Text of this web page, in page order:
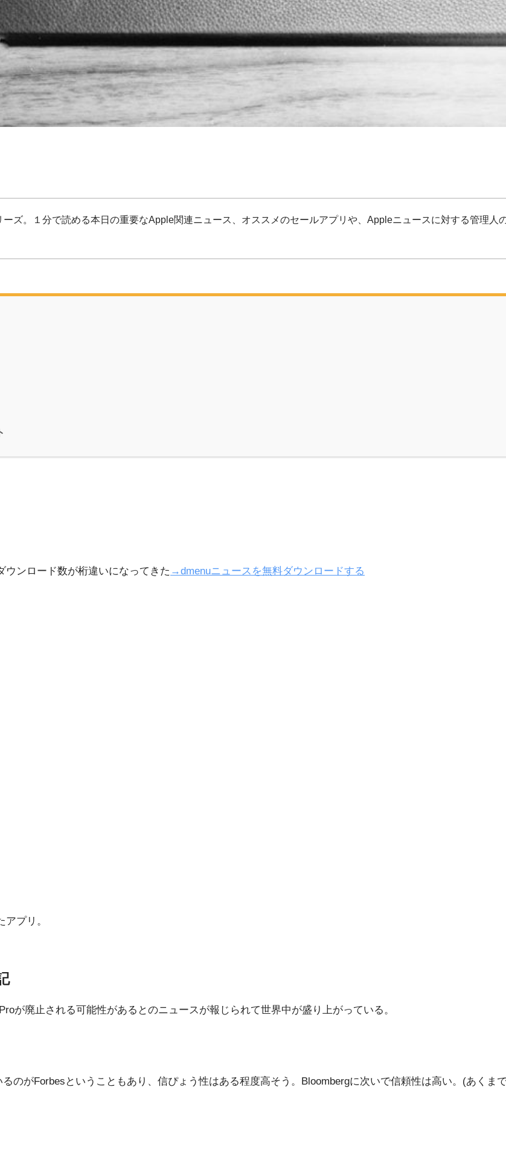
ズ。１分で読める本日の重要なApple関連ニュース、オススメのセールアプリや、Appleニュースに対する管理
ウンロード数が桁違いになってきた →dmenuニュースを無料ダウンロードする
プリ。
が廃止される可能性があるとのニュースが報じられて世界中が盛り上がっている。
のがForbesということもあり、信ぴょう性はある程度高そう。Bloombergに次いで信頼性は高い。(あくま